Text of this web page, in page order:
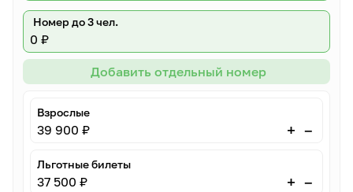
Номер до 3 чел.
0 ₽
Добавить отдельный номер
Взрослые
39 900 ₽ + –
Льготные билеты
37 500 ₽ + –